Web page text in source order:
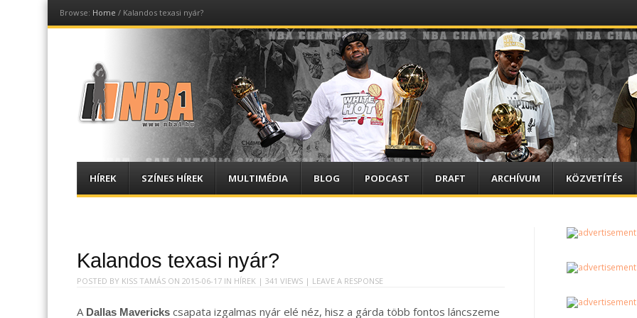
Browse: Home / Kalandos texasi nyár?
NBA1
Menu
content
HÍREK SZÍNES HÍREK MULTIMÉDIA BLOG PODCAST DRAFT ARCHÍVUM KÖZVETÍTÉS
Kalandos texasi nyár?
POSTED BY KISS TAMÁS ON 2015-06-17 IN HÍREK | 341 VIEWS | LEAVE A RESPONSE
A Dallas Mavericks csapata izgalmas nyár elé néz, hisz a gárda több fontos láncszeme